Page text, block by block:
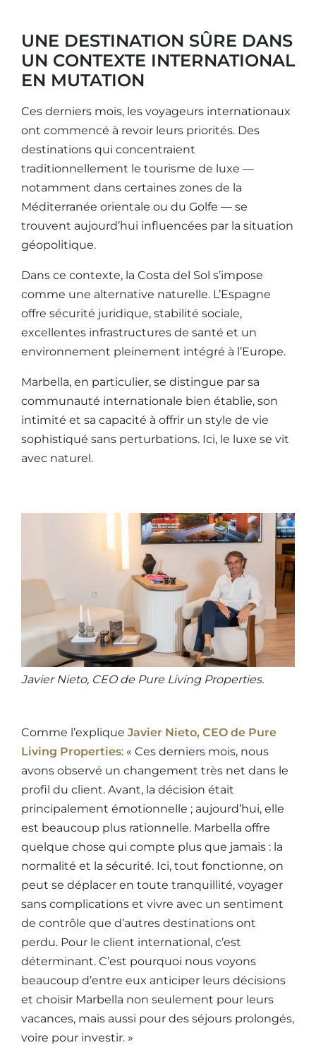
UNE DESTINATION SÛRE DANS
UN CONTEXTE INTERNATIONAL
EN MUTATION
Ces derniers mois, les voyageurs internationaux
ont commencé à revoir leurs priorités. Des
destinations qui concentraient
traditionnellement le tourisme de luxe —
notamment dans certaines zones de la
Méditerranée orientale ou du Golfe — se
trouvent aujourd’hui influencées par la situation
géopolitique.
Dans ce contexte, la Costa del Sol s’impose
comme une alternative naturelle. L’Espagne
offre sécurité juridique, stabilité sociale,
excellentes infrastructures de santé et un
environnement pleinement intégré à l’Europe.
Marbella, en particulier, se distingue par sa
communauté internationale bien établie, son
intimité et sa capacité à offrir un style de vie
sophistiqué sans perturbations. Ici, le luxe se vit
avec naturel.
Javier Nieto, CEO de Pure Living Properties.
Comme l’explique Javier Nieto, CEO de Pure
Living Properties: « Ces derniers mois, nous
avons observé un changement très net dans le
profil du client. Avant, la décision était
principalement émotionnelle ; aujourd’hui, elle
est beaucoup plus rationnelle. Marbella offre
quelque chose qui compte plus que jamais : la
normalité et la sécurité. Ici, tout fonctionne, on
peut se déplacer en toute tranquillité, voyager
sans complications et vivre avec un sentiment
de contrôle que d’autres destinations ont
perdu. Pour le client international, c’est
déterminant. C’est pourquoi nous voyons
beaucoup d’entre eux anticiper leurs décisions
et choisir Marbella non seulement pour leurs
vacances, mais aussi pour des séjours prolongés,
voire pour investir. »